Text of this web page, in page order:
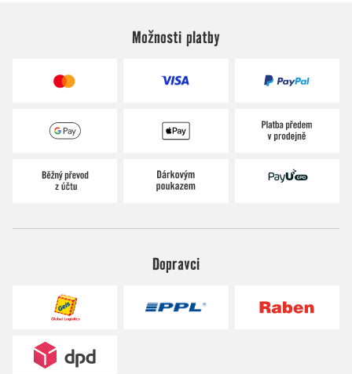
Možnosti platby
Dopravci